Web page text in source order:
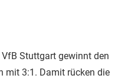
Stuttgart gewinnt den
mit 3:1. Damit rücken die